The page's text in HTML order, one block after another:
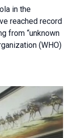
in the
reached record
from “unknown
(WHO)